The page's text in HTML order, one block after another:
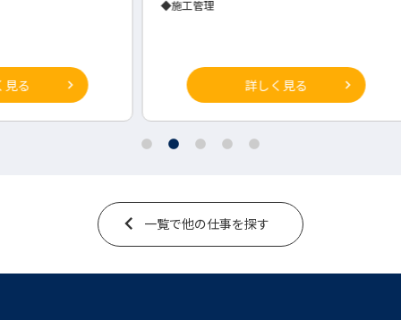
詳しく見る
一覧で他の仕事を探す